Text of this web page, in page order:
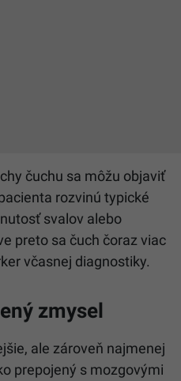
čuchu sa môžu objaviť
rozvinú typické
svalov alebo
preto sa čuch čoraz viac
včasnej diagnostiky.
zmysel
ale zároveň najmenej
prepojený s mozgovými